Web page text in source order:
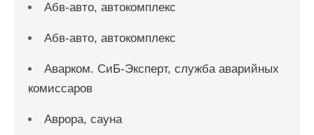
Абв-авто, автокомплекс
Абв-авто, автокомплекс
Аварком. СиБ-Эксперт, служба аварийных
комиссаров
Аврора, сауна